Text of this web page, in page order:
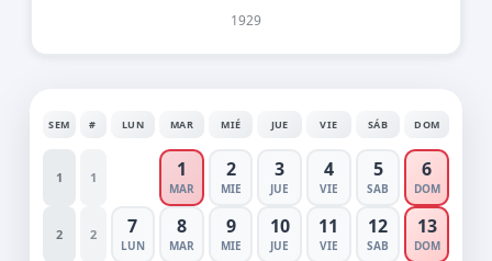
1929
SEM # LUN MAR MIÉ JUE VIE SÁB DOM
1 1 1
MAR
2
MIE
3
JUE
4
VIE
5
SAB
6
DOM
2 2 7
LUN
8
MAR
9
MIE
10
JUE
11
VIE
12
SAB
13
DOM